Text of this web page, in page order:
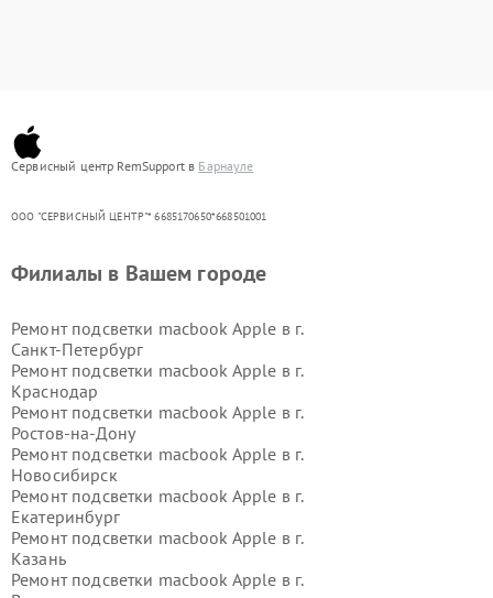
Сервисный центр RemSupport в Барнауле
ООО "СЕРВИСНЫЙ ЦЕНТР"* 6685170650*668501001
Филиалы в Вашем городе
Ремонт подсветки macbook Apple в г.
Санкт-Петербург
Ремонт подсветки macbook Apple в г.
Краснодар
Ремонт подсветки macbook Apple в г.
Ростов-на-Дону
Ремонт подсветки macbook Apple в г.
Новосибирск
Ремонт подсветки macbook Apple в г.
Екатеринбург
Ремонт подсветки macbook Apple в г.
Казань
Ремонт подсветки macbook Apple в г.